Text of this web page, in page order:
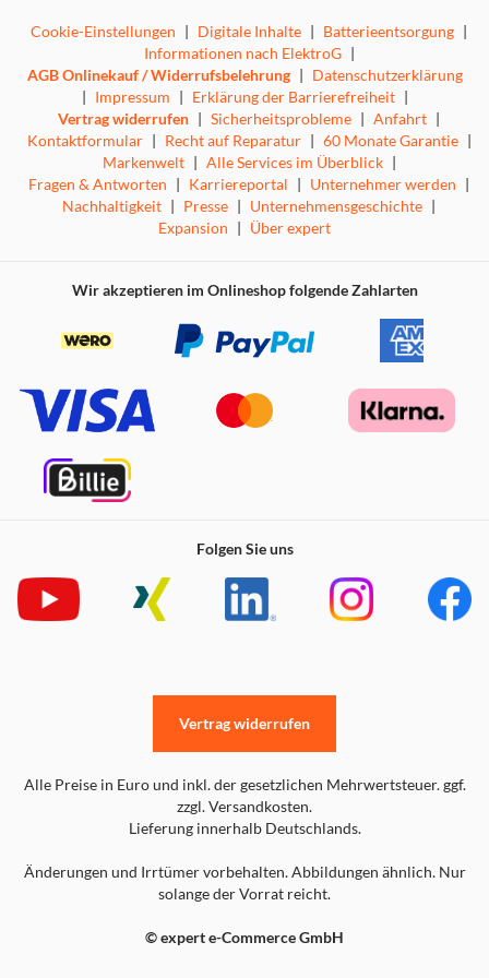
Cookie-Einstellungen | Digitale Inhalte | Batterieentsorgung |
Informationen nach ElektroG |
AGB Onlinekauf / Widerrufsbelehrung | Datenschutzerklärung
| Impressum | Erklärung der Barrierefreiheit |
Vertrag widerrufen | Sicherheitsprobleme | Anfahrt |
Kontaktformular | Recht auf Reparatur | 60 Monate Garantie |
Markenwelt | Alle Services im Überblick |
Fragen & Antworten | Karriereportal | Unternehmer werden |
Nachhaltigkeit | Presse | Unternehmensgeschichte |
Expansion | Über expert
Wir akzeptieren im Onlineshop folgende Zahlarten
Folgen Sie uns
Alle Preise in Euro und inkl. der gesetzlichen Mehrwertsteuer. ggf.
zzgl. Versandkosten.
Lieferung innerhalb Deutschlands.
Änderungen und Irrtümer vorbehalten. Abbildungen ähnlich. Nur
solange der Vorrat reicht.
© expert e-Commerce GmbH
Vertrag widerrufen